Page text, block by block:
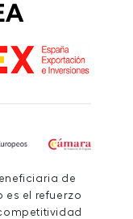
de
es el refuerzo